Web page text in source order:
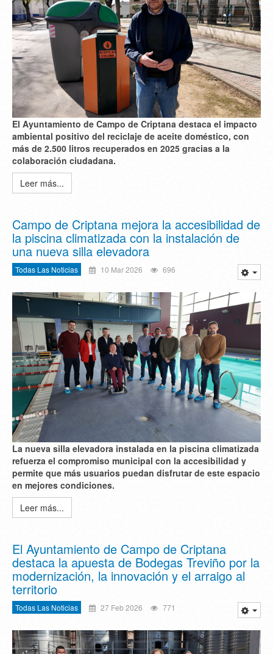
El Ayuntamiento de Campo de Criptana destaca el impacto
ambiental positivo del reciclaje de aceite doméstico, con
más de 2.500 litros recuperados en 2025 gracias a la
colaboración ciudadana.
Leer más...
Campo de Criptana mejora la accesibilidad de
la piscina climatizada con la instalación de
una nueva silla elevadora
Todas Las Noticias 10 Mar 2026 696
La nueva silla elevadora instalada en la piscina climatizada
refuerza el compromiso municipal con la accesibilidad y
permite que más usuarios puedan disfrutar de este espacio
en mejores condiciones.
Leer más...
El Ayuntamiento de Campo de Criptana
destaca la apuesta de Bodegas Treviño por la
modernización, la innovación y el arraigo al
territorio
Todas Las Noticias 27 Feb 2026 771